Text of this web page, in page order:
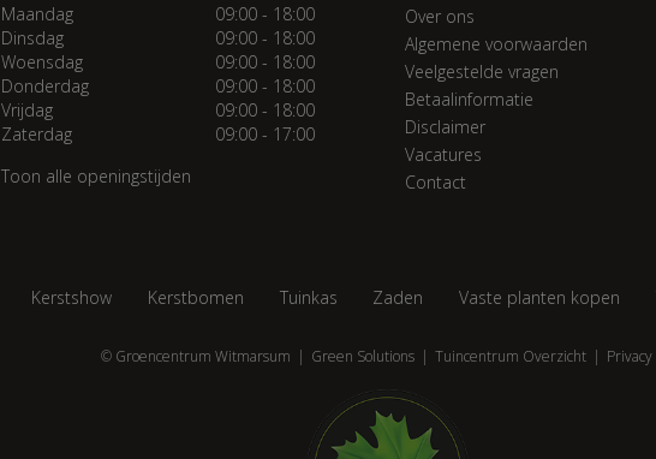
Maandag
09:00 - 18:00
Dinsdag
09:00 - 18:00
Woensdag
09:00 - 18:00
Donderdag
09:00 - 18:00
Vrijdag
09:00 - 18:00
Zaterdag
09:00 - 17:00
Toon alle openingstijden
Over ons
Algemene voorwaarden
Veelgestelde vragen
Betaalinformatie
Disclaimer
Vacatures
Contact
Kerstshow Kerstbomen Tuinkas Zaden Vaste planten kopen
© Groencentrum Witmarsum Green Solutions Tuincentrum Overzicht Privacy